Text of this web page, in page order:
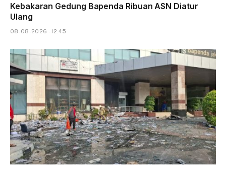
Kebakaran Gedung Bapenda Ribuan ASN Diatur
Ulang
08-08-2026 - 12.45